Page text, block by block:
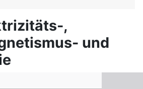
,
und